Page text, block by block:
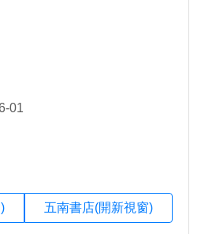
01
五南書店(開新視窗)